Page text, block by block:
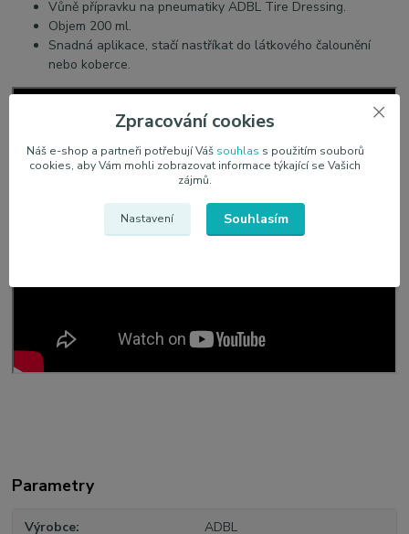
Vůně přípravku na pneumatiky ADBL Tire Dressing.
Objem 200 ml.
Snadná aplikace, stačí nastříkat do látkového čalounění
nebo koberce.
Parametry
Výrobce ADBL
Zpracování cookies
Náš e-shop a partneři potřebují Váš souhlas s použitím souborů
cookies, aby Vám mohli zobrazovat informace týkající se Vašich
zájmů.
Nastavení Souhlasím